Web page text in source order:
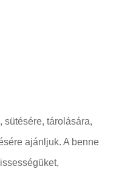
sütésére, tárolására,
ajánljuk. A benne